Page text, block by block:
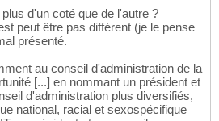
d'un coté que de l'autre ?
peut être pas différent (je le pense
présenté.
au conseil d'administration de la
[...] en nommant un président et
d'administration plus diversifiés,
national, racial et sexospécifique